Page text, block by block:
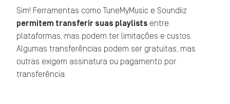
Sim! Ferramentas como TuneMyMusic e Soundiiz
permitem transferir suas playlists entre
plataformas, mas podem ter limitações e custos.
Algumas transferências podem ser gratuitas, mas
outras exigem assinatura ou pagamento por
transferência.